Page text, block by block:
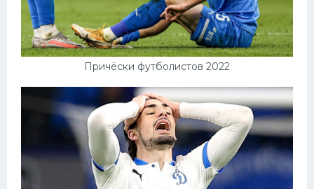
Причёски футболистов 2022